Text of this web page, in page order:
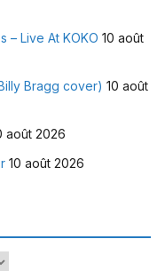
– Live At KOKO 10 août
Bragg cover) 10 août
août 2026
10 août 2026